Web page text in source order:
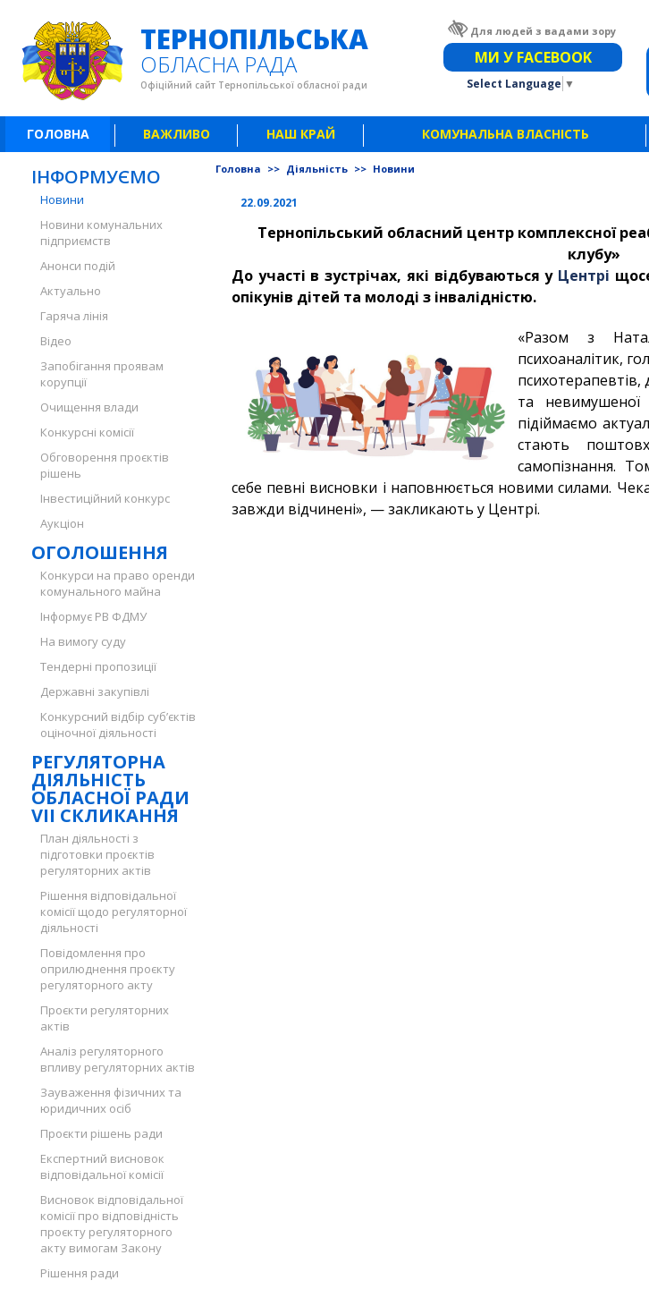
ТЕРНОПІЛЬСЬКА
ОБЛАСНА РАДА
Офіційний сайт Тернопільської обласної ради
Для людей з вадами зору
МИ У FACEBOOK
Select Language ▼
ГОЛОВНА ВАЖЛИВО НАШ КРАЙ КОМУНАЛЬНА ВЛАСНІСТЬ
ІНФОРМУЄМО
Новини
Новини комунальних
підприємств
Анонси подій
Актуально
Гаряча лінія
Відео
Запобігання проявам
корупції
Очищення влади
Конкурсні комісії
Обговорення проєктів
рішень
Інвестиційний конкурс
Аукціон
ОГОЛОШЕННЯ
Конкурси на право оренди
комунального майна
Інформує РВ ФДМУ
На вимогу суду
Тендерні пропозиції
Державні закупівлі
Конкурсний відбір суб’єктів
оціночної діяльності
РЕГУЛЯТОРНА
ДІЯЛЬНІСТЬ
ОБЛАСНОЇ РАДИ
VII СКЛИКАННЯ
План діяльності з
підготовки проєктів
регуляторних актів
Рішення відповідальної
комісії щодо регуляторної
діяльності
Повідомлення про
оприлюднення проєкту
регуляторного акту
Проєкти регуляторних
актів
Аналіз регуляторного
впливу регуляторних актів
Зауваження фізичних та
юридичних осіб
Проєкти рішень ради
Експертний висновок
відповідальної комісії
Висновок відповідальної
комісії про відповідність
проєкту регуляторного
акту вимогам Закону
Рішення ради
Головна >> Діяльність >> Новини
22.09.2021
Тернопільський обласний центр комплексної
клубу»
До участі в зустрічах, які відбуваютьсяу Центрі
опікунів дітей та молоді з інвалідністю.
«Разом з
психоаналітик,
та невимушеної
підіймаємо
стають
самопізнання.
себе певні висновки і наповнюється новими силами.
завжди відчинені», — закликають у Центрі.